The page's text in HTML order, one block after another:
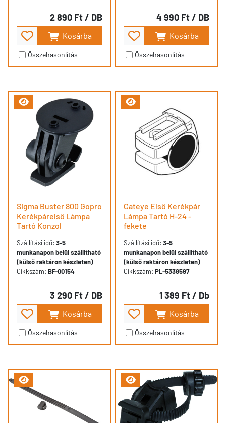
2 890 Ft/ DB
Kosárba
Összehasonlítás
4 990 Ft/ DB
Kosárba
Összehasonlítás
Sigma Buster 800 Gopro
Kerékpárelső Lámpa
Tartó Konzol
Szállítási idő: 3-5
munkanapon belül szállítható
(külső raktáron készleten)
Cikkszám: BF-00154
3 290 Ft/ DB
Kosárba
Összehasonlítás
Cateye Első Kerékpár
Lámpa Tartó H-24 -
fekete
Szállítási idő: 3-5
munkanapon belül szállítható
(külső raktáron készleten)
Cikkszám: PL-5338597
1 389 Ft/ Db
Kosárba
Összehasonlítás